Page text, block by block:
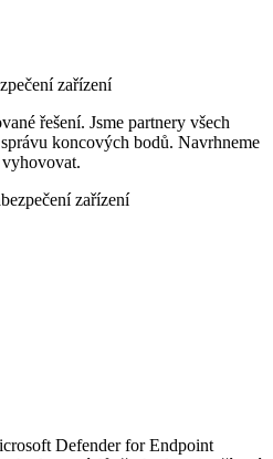
zařízení
řešení. Jsme partnery všech
koncových bodů. Navrhneme
Defender for Endpoint